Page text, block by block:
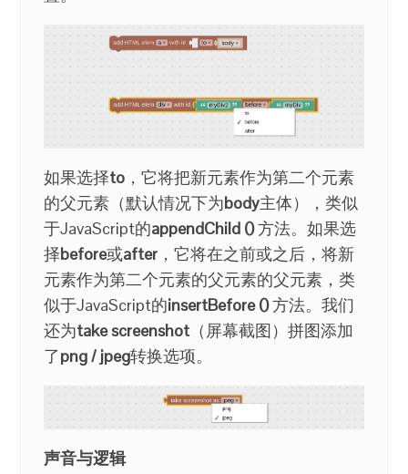
如果选择to ，它将把新元素作为第二个元素
的父元素（默认情况下为body主体），类似
于JavaScript的appendChild ()方法。如果选
择before或after ，它将在之前或之后，将新
元素作为第二个元素的父元素的父元素，类
似于JavaScript的insertBefore ()方法。我们
还为take screenshot（屏幕截图）拼图添加
了png / jpeg转换选项。
声音与逻辑